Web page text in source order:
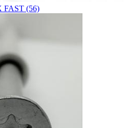
FAST (56)